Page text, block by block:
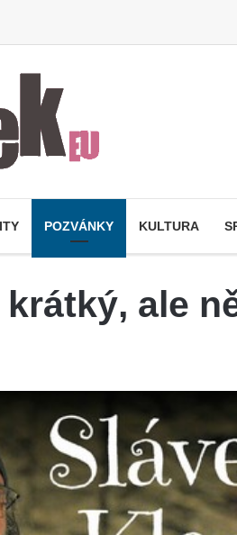
POZVÁNKY KULTURA
ale